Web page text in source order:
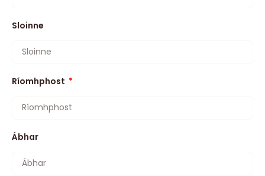
Sloinne
Ríomhphost
Ábhar